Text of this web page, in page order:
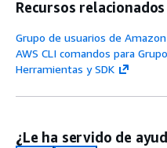
Recursos relacionados
Grupo de usuarios de
AWS CLI comandos para
Herramientas y SDK
¿Le ha servido de